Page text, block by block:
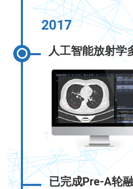
2017
人工智能放射学
已完成Pre-A轮